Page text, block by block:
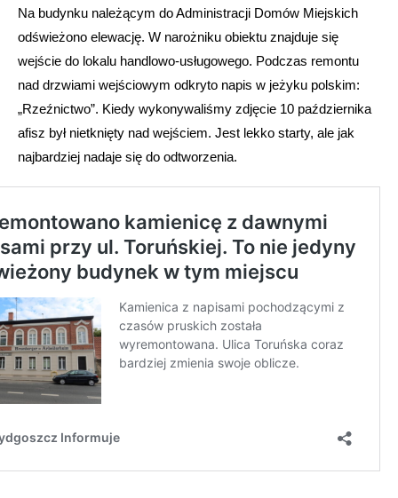
Na budynku należącym do Administracji Domów Miejskich
odświeżono elewację. W narożniku obiektu znajduje się
wejście do lokalu handlowo-usługowego. Podczas remontu
nad drzwiami wejściowym odkryto napis w jeżyku polskim:
„Rzeźnictwo”. Kiedy wykonywaliśmy zdjęcie 10 października
afisz był nietknięty nad wejściem. Jest lekko starty, ale jak
najbardziej nadaje się do odtworzenia.